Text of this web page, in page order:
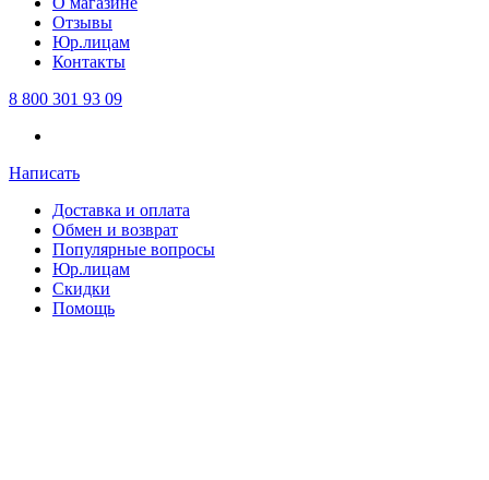
Отзывы
Юр.лицам
Контакты
8 800 301 93 09
Написать
Доставка и оплата
Обмен и возврат
Популярные вопросы
Юр.лицам
Скидки
Помощь